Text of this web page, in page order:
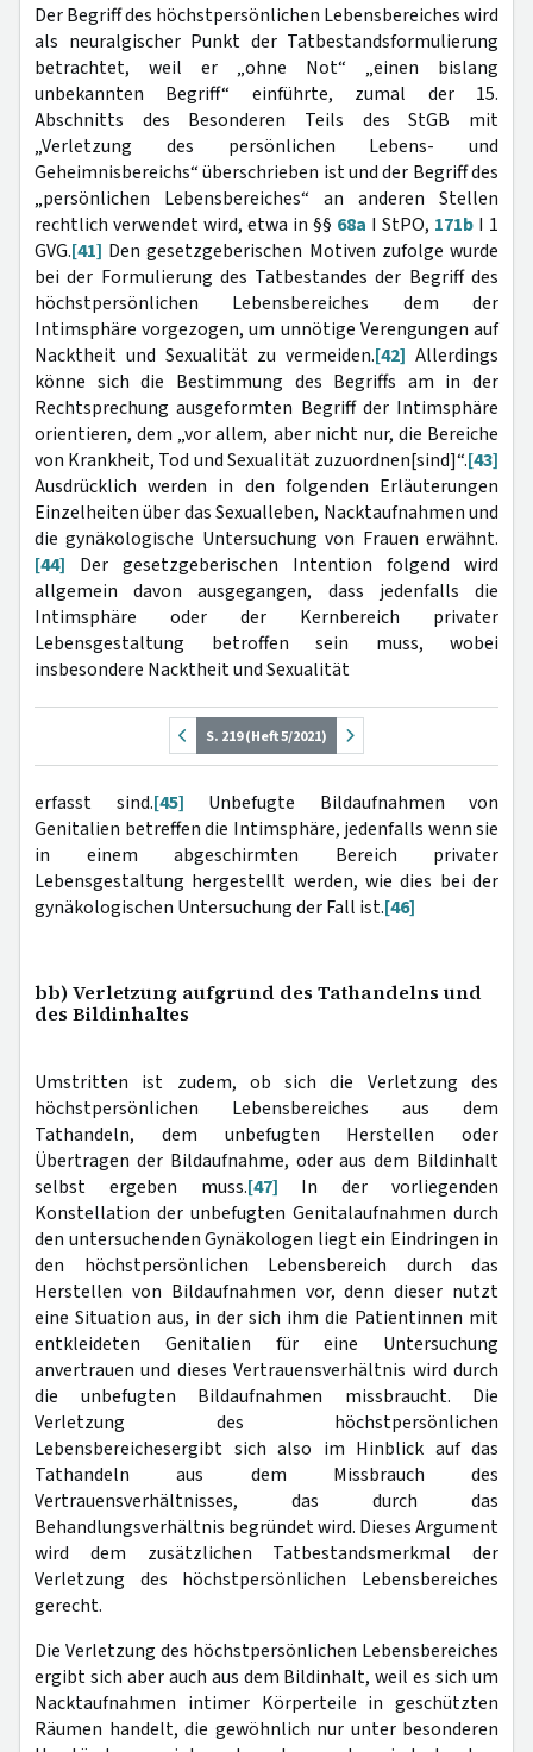
Der Begriff des höchstpersönlichen Lebensbereiches wird
als neuralgischer Punkt der Tatbestandsformulierung
betrachtet, weil er „ohne Not“ „einen bislang
unbekannten Begriff“ einführte, zumal der 15.
Abschnitts des Besonderen Teils des StGB mit
„Verletzung des persönlichen Lebens- und
Geheimnisbereichs“ überschrieben ist und der Begriff des
„persönlichen Lebensbereiches“ an anderen Stellen
rechtlich verwendet wird, etwa in §§ 68a I StPO, 171b I 1
GVG.[41] Den gesetzgeberischen Motiven zufolge wurde
bei der Formulierung des Tatbestandes der Begriff des
höchstpersönlichen Lebensbereiches dem der
Intimsphäre vorgezogen, um unnötige Verengungen auf
Nacktheit und Sexualität zu vermeiden.[42] Allerdings
könne sich die Bestimmung des Begriffs am in der
Rechtsprechung ausgeformten Begriff der Intimsphäre
orientieren, dem „vor allem, aber nicht nur, die Bereiche
von Krankheit, Tod und Sexualität zuzuordnen[sind]“.[43]
Ausdrücklich werden in den folgenden Erläuterungen
Einzelheiten über das Sexualleben, Nacktaufnahmen und
die gynäkologische Untersuchung von Frauen erwähnt.
[44] Der gesetzgeberischen Intention folgend wird
allgemein davon ausgegangen, dass jedenfalls die
Intimsphäre oder der Kernbereich privater
Lebensgestaltung betroffen sein muss, wobei
insbesondere Nacktheit und Sexualität
S. 219 (Heft 5/2021)
erfasst sind.[45] Unbefugte Bildaufnahmen von
Genitalien betreffen die Intimsphäre, jedenfalls wenn sie
in einem abgeschirmten Bereich privater
Lebensgestaltung hergestellt werden, wie dies bei der
gynäkologischen Untersuchung der Fall ist.[46]
bb) Verletzung aufgrund des Tathandelns und
des Bildinhaltes
Umstritten ist zudem, ob sich die Verletzung des
höchstpersönlichen Lebensbereiches aus dem
Tathandeln, dem unbefugten Herstellen oder
Übertragen der Bildaufnahme, oder aus dem Bildinhalt
selbst ergeben muss.[47] In der vorliegenden
Konstellation der unbefugten Genitalaufnahmen durch
den untersuchenden Gynäkologen liegt ein Eindringen in
den höchstpersönlichen Lebensbereich durch das
Herstellen von Bildaufnahmen vor, denn dieser nutzt
eine Situation aus, in der sich ihm die Patientinnen mit
entkleideten Genitalien für eine Untersuchung
anvertrauen und dieses Vertrauensverhältnis wird durch
die unbefugten Bildaufnahmen missbraucht. Die
Verletzung des höchstpersönlichen
Lebensbereichesergibt sich also im Hinblick auf das
Tathandeln aus dem Missbrauch des
Vertrauensverhältnisses, das durch das
Behandlungsverhältnis begründet wird. Dieses Argument
wird dem zusätzlichen Tatbestandsmerkmal der
Verletzung des höchstpersönlichen Lebensbereiches
gerecht.
Die Verletzung des höchstpersönlichen Lebensbereiches
ergibt sich aber auch aus dem Bildinhalt, weil es sich um
Nacktaufnahmen intimer Körperteile in geschützten
Räumen handelt, die gewöhnlich nur unter besonderen